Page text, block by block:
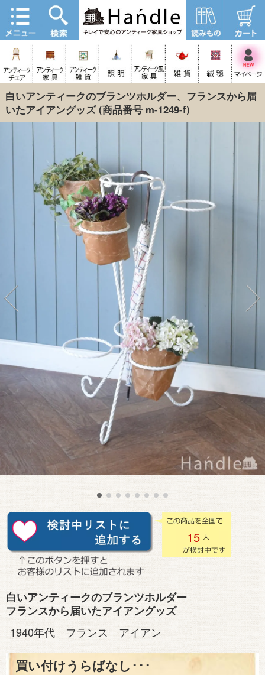
白いアンティークのブランツホルダー、フランスから届
いたアイアングッズ(商品番号 m-1249-f)
15
白いアンティークのブランツホルダー
フランスから届いたアイアングッズ
1940年代 フランス アイアン
買い付けうらばなし･･･